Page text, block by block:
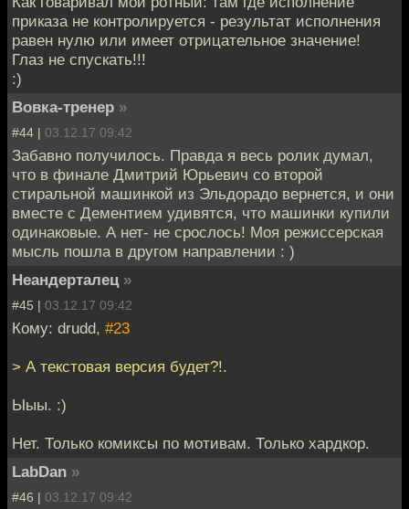
приказа не контролируется - результат исполнения
равен нулю или имеет отрицательное значение!
Глаз не спускать!!!
:)
Вовка-тренер »
#44 | 03.12.17 09:42
Забавно получилось. Правда я весь ролик думал,
что в финале Дмитрий Юрьевич со второй
стиральной машинкой из Эльдорадо вернется, и они
вместе с Дементием удивятся, что машинки купили
одинаковые. А нет- не срослось! Моя режиссерская
мысль пошла в другом направлении : )
Неандерталец »
#45 | 03.12.17 09:42
Кому: drudd, #23
> А текстовая версия будет?!.
Ыыы. :)
Нет. Только комиксы по мотивам. Только хардкор.
LabDan »
#46 | 03.12.17 09:42